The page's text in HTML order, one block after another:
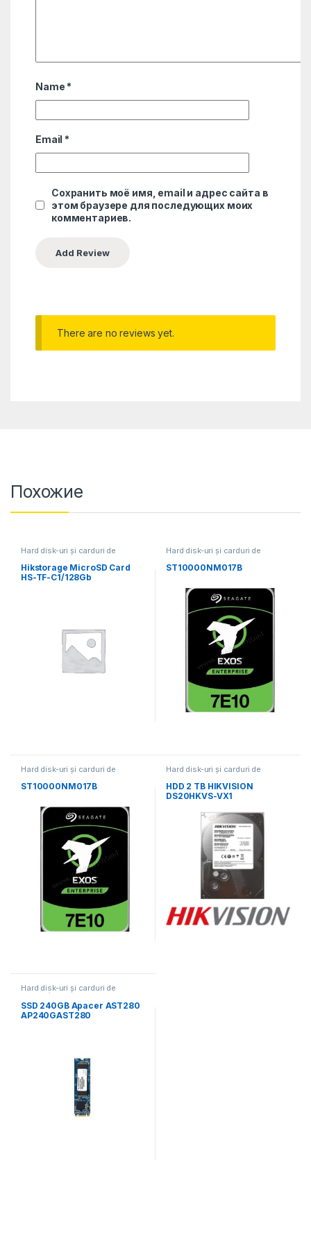
Name *
Email *
Сохранить моё имя, email и адрес сайта в
этом браузере для последующих моих
комментариев.
There are no reviews yet.
Похожие
Hard disk-uri și carduri de
Hikstorage MicroSD Card
HS-TF-C1/128Gb
Hard disk-uri și carduri de
ST10000NM017B
Hard disk-uri și carduri de
ST10000NM017B
Hard disk-uri și carduri de
HDD 2 TB HIKVISION
DS20HKVS-VX1
Hard disk-uri și carduri de
memorie
SSD 240GB Apacer AST280
AP240GAST280